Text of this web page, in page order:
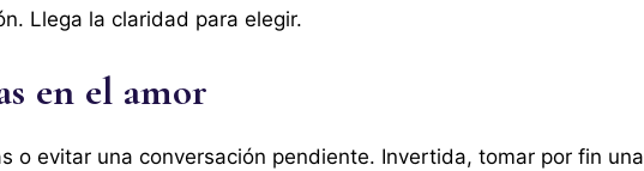
Llega la claridad para elegir.
en el amor
o evitar una conversación pendiente. Invertida, tomar por fin una